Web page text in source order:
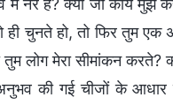
में नर है? क्या जो कार्य
हो, तो फिर तुम एक
तुम लोग मेरा सीमांकन
की गई चीजों के